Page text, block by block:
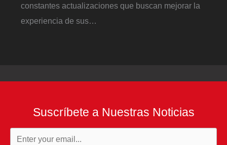
constantes actualizaciones que buscan mejorar la
experiencia de sus…
Suscríbete a Nuestras Noticias